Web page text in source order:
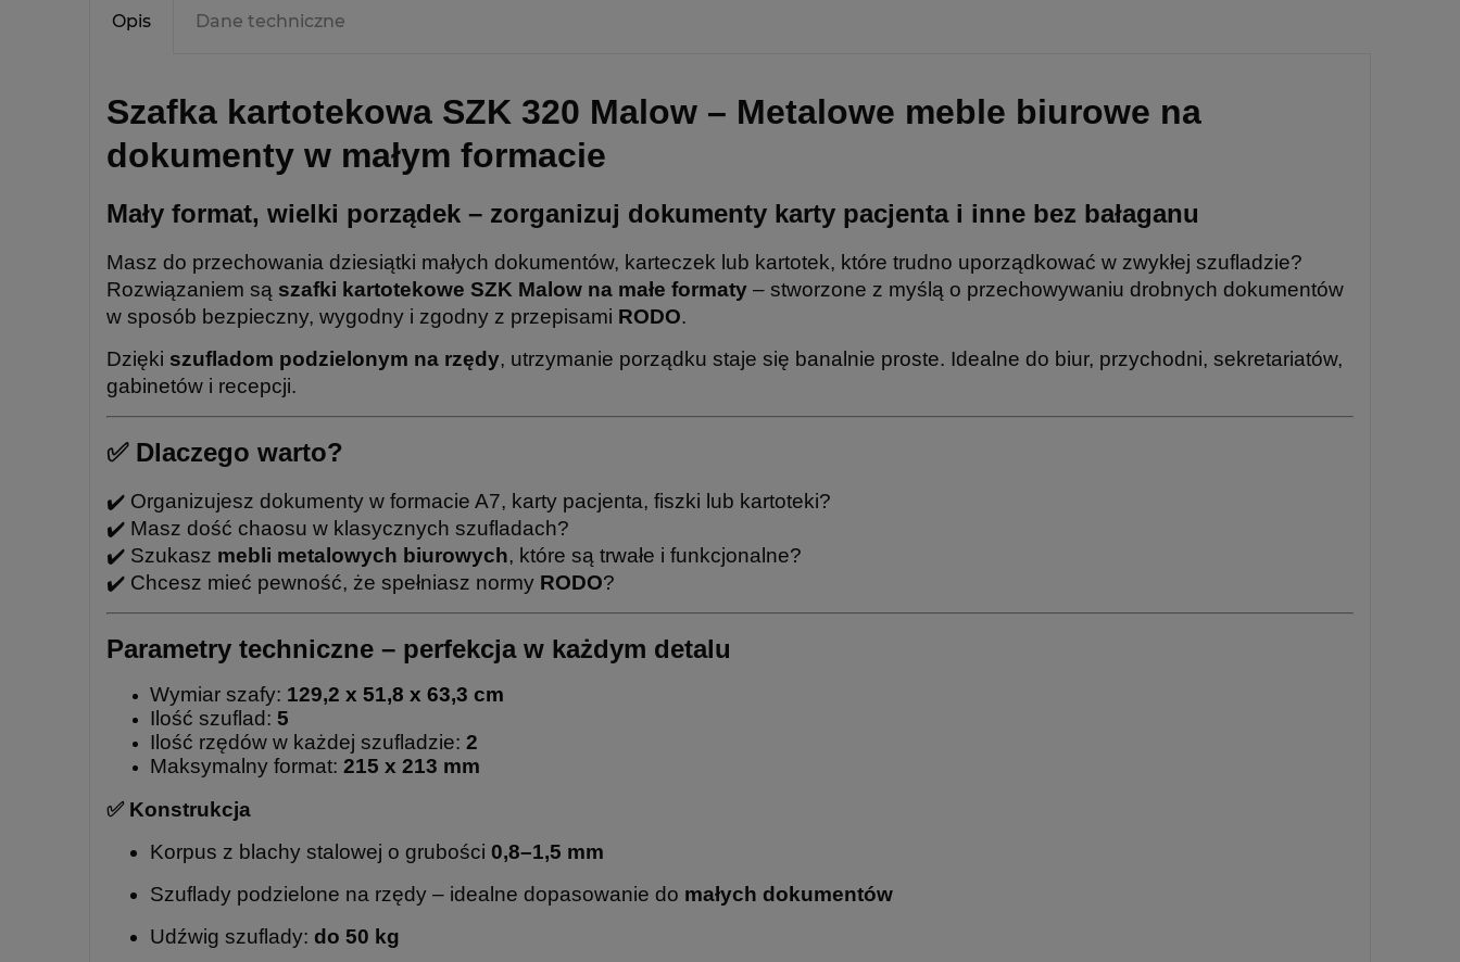
Opis Dane techniczne
Szafka kartotekowa SZK 320 Malow – Metalowe meble biurowe na
dokumenty w małym formacie
Mały format, wielki porządek – zorganizuj dokumenty karty pacjenta i inne bez bałaganu
Masz do przechowania dziesiątki małych dokumentów, karteczek lub kartotek, które trudno uporządkować w zwykłej szufladzie?
Rozwiązaniem są szafki kartotekowe SZK Malow na małe formaty – stworzone z myślą o przechowywaniu drobnych dokumentów
w sposób bezpieczny, wygodny i zgodny z przepisami RODO.
Dzięki szufladom podzielonym na rzędy, utrzymanie porządku staje się banalnie proste. Idealne do biur, przychodni, sekretariatów,
gabinetów i recepcji.
✅ Dlaczego warto?
✔️ Organizujesz dokumenty w formacie A7, karty pacjenta, fiszki lub kartoteki?
✔️ Masz dość chaosu w klasycznych szufladach?
✔️ Szukasz mebli metalowych biurowych, które są trwałe i funkcjonalne?
✔️ Chcesz mieć pewność, że spełniasz normy RODO?
Parametry techniczne – perfekcja w każdym detalu
Wymiar szafy: 129,2 x 51,8 x 63,3 cm
Ilość szuflad: 5
Ilość rzędów w każdej szufladzie: 2
Maksymalny format: 215 x 213 mm
✅ Konstrukcja
Korpus z blachy stalowej o grubości 0,8–1,5 mm
Szuflady podzielone na rzędy – idealne dopasowanie do małych dokumentów
Udźwig szuflady: do 50 kg